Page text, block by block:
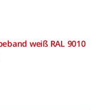
weiß RAL 9010